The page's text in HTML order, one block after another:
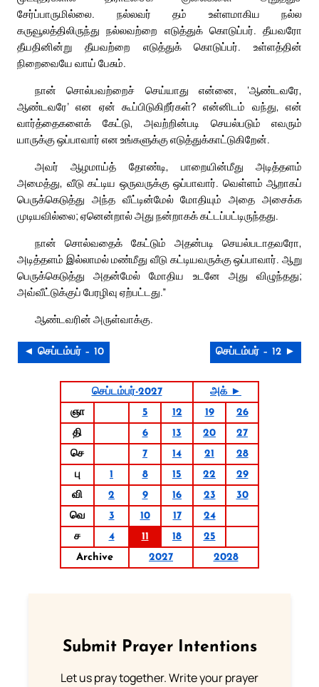
சேர்ப்பாருமில்லை. நல்லவர் தம் உள்ளமாகிய நல்ல
கருவூலத்திலிருந்து நல்லவற்றை எடுத்துக் கொடுப்பர். தீயவரோ
தீயதினின்று தீயவற்றை எடுத்துக் கொடுப்பர். உள்ளத்தின்
நிறைவையே வாய் பேசும்.
நான் சொல்பவற்றைச் செய்யாது என்னை, ‘ஆண்டவரே,
ஆண்டவரே’ என ஏன் கூப்பிடுகிறீர்கள்? என்னிடம் வந்து, என்
வார்த்தைகளைக் கேட்டு, அவற்றின்படி செயல்படும் எவரும்
யாருக்கு ஒப்பாவார் என உங்களுக்கு எடுத்துக்காட்டுகிறேன்.
அவர் ஆழமாய்த் தோண்டி, பாறையின்மீது அடித்தளம்
அமைத்து, வீடு கட்டிய ஒருவருக்கு ஒப்பாவார். வெள்ளம் ஆறாகப்
பெருக்கெடுத்து அந்த வீட்டின்மேல் மோதியும் அதை அசைக்க
முடியவில்லை; ஏனென்றால் அது நன்றாகக் கட்டப்பட்டிருந்தது.
நான் சொல்வதைக் கேட்டும் அதன்படி செயல்படாதவரோ,
அடித்தளம் இல்லாமல் மண்மீது வீடு கட்டியவருக்கு ஒப்பாவார். ஆறு
பெருக்கெடுத்து அதன்மேல் மோதிய உடனே அது விழுந்தது;
அவ்வீட்டுக்குப் பேரழிவு ஏற்பட்டது.”
ஆண்டவரின் அருள்வாக்கு.
◄ செப்டம்பர் – 10 செப்டம்பர் – 12 ►
செப்டம்பர்-2027
அக் ►
ஞா
5 12 19
26
தி
6 13 20
27
செ
7 14 21
28
பு
1 8 15 22
29
வி
2 9 16 23
30
வெ
3 10 17
24
ச
4 11 18
25
Archive
2027 2028
Submit Prayer Intentions
Let us pray together. Write your prayer